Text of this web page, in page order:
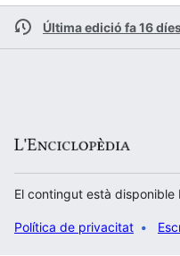
Última edició fa 16
El contingut està disponible
Política de privacitat